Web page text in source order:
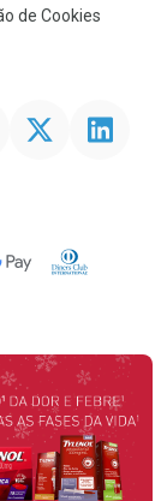
de Cookies
Twitter Linkedin
Pay
Diners Club